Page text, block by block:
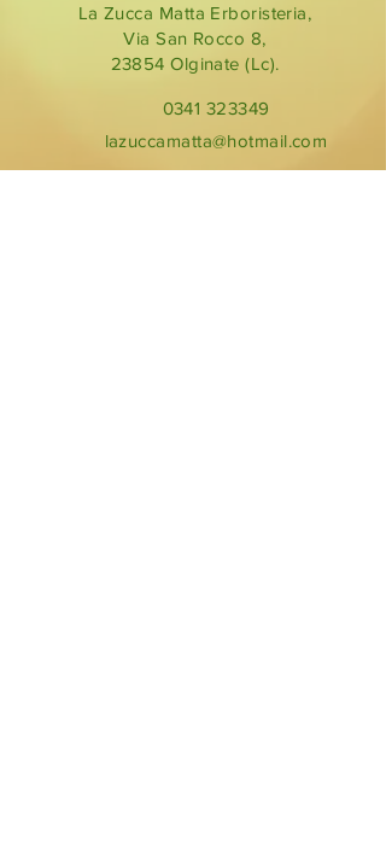
La Zucca Matta Erboristeria,
Via San Rocco 8,
23854 Olginate (Lc).
0341 323349
lazuccamatta@hotmail.com